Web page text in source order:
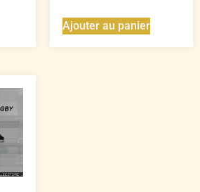
Ajouter au panier